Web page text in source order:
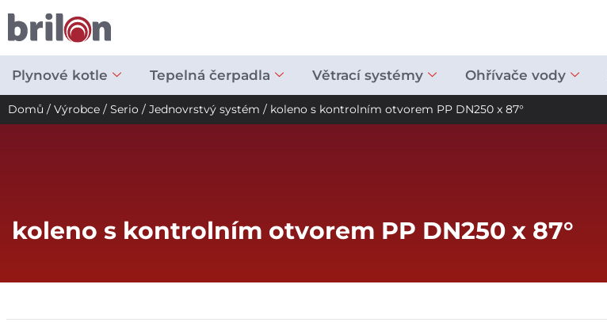
obsah
Plynové kotle Tepelná čerpadla Větrací systémy Ohřívače vody
Domů / Výrobce / Serio / Jednovrstvý systém / koleno s kontrolním otvorem PP DN250 x 87°
koleno s kontrolním otvorem PP DN250 x 87°